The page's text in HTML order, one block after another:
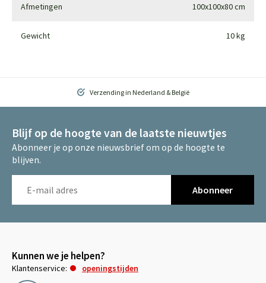
Afmetingen 100x100x80 cm
Gewicht 10 kg
Verzending in Nederland & België
Blijf op de hoogte van de laatste nieuwtjes
Abonneer je op onze nieuwsbrief om op de hoogte te
blijven.
Abonneer
Kunnen we je helpen?
Klantenservice:
openingstijden